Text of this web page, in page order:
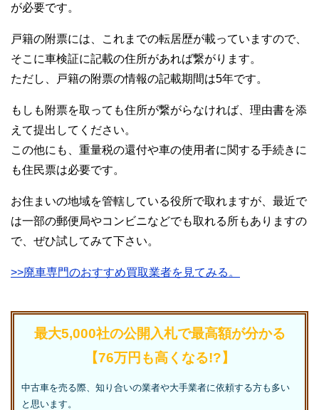
が必要です。
戸籍の附票には、これまでの転居歴が載っていますので、
そこに車検証に記載の住所があれば繋がります。
ただし、戸籍の附票の情報の記載期間は5年です。
もしも附票を取っても住所が繋がらなければ、理由書を添
えて提出してください。
この他にも、重量税の還付や車の使用者に関する手続きに
も住民票は必要です。
お住まいの地域を管轄している役所で取れますが、最近で
は一部の郵便局やコンビニなどでも取れる所もありますの
で、ぜひ試してみて下さい。
>>廃車専門のおすすめ買取業者を見てみる。
最大5,000社の公開入札で最高額が分かる
【76万円も高くなる!?】
中古車を売る際、知り合いの業者や大手業者に依頼する方も多い
と思います。